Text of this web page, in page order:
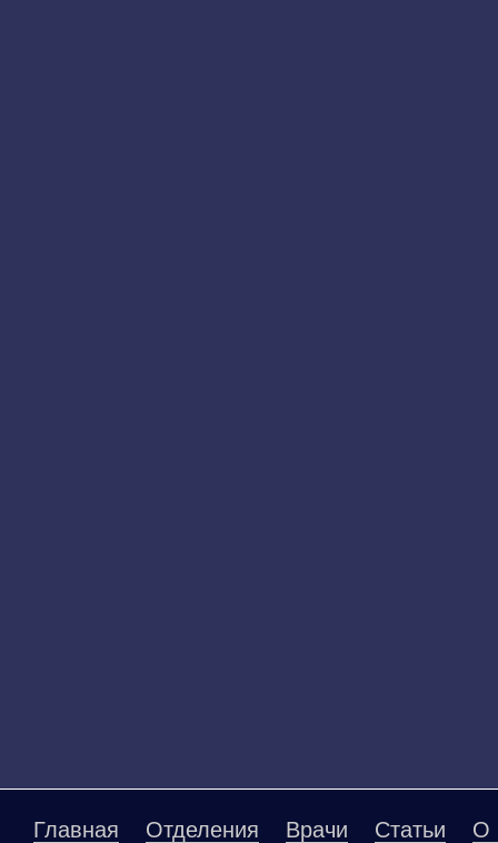
Главная Отделения Врачи Статьи О